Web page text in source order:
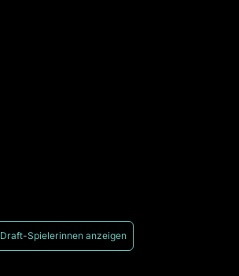
Draft-Spielerinnen anzeigen